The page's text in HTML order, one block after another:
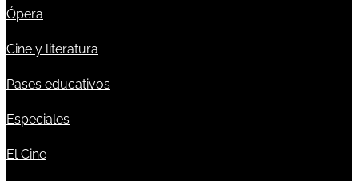
Ópera
Cine y literatura
Pases educativos
Especiales
El Cine